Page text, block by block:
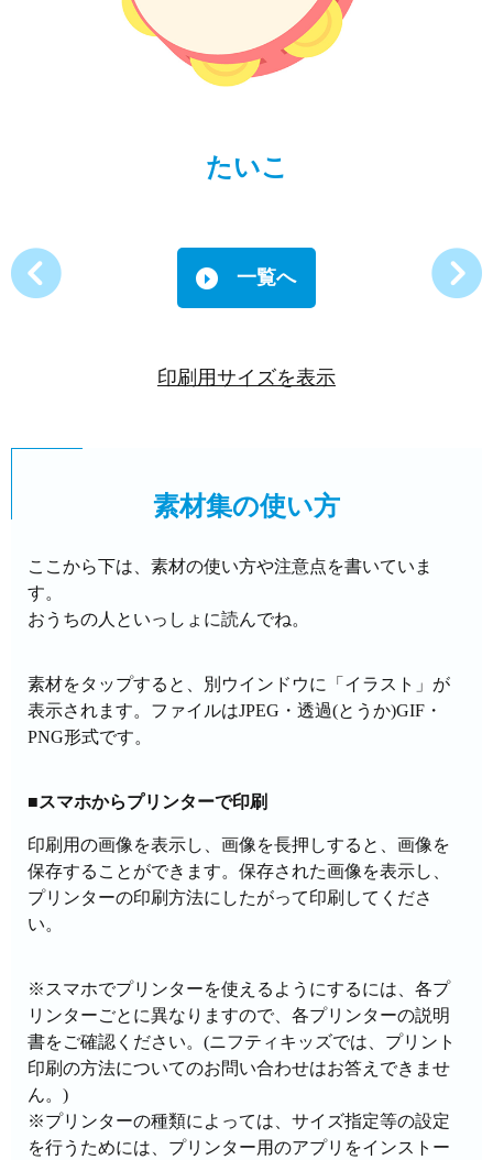
たいこ
一覧へ
印刷用サイズを表示
素材集の使い方
ここから下は、素材の使い方や注意点を書いていま
す。
おうちの人といっしょに読んでね。
素材をタップすると、別ウインドウに「イラスト」が
表示されます。ファイルはJPEG・透過(とうか)GIF・
PNG形式です。
■スマホからプリンターで印刷
印刷用の画像を表示し、画像を長押しすると、画像を
保存することができます。保存された画像を表示し、
プリンターの印刷方法にしたがって印刷してくださ
い。
※スマホでプリンターを使えるようにするには、各プ
リンターごとに異なりますので、各プリンターの説明
書をご確認ください。(ニフティキッズでは、プリント
印刷の方法についてのお問い合わせはお答えできませ
ん。)
※プリンターの種類によっては、サイズ指定等の設定
を行うためには、プリンター用のアプリをインストー